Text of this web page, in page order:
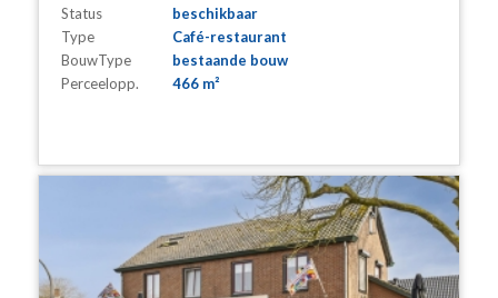
Status
beschikbaar
Type
Café-restaurant
BouwType
bestaande bouw
Perceelopp.
466 m²